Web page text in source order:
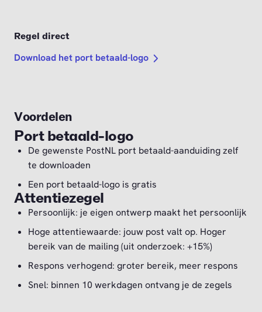
Regel direct
Download het port betaald-logo
Voordelen
Port betaald-logo
De gewenste PostNL port betaald-aanduiding zelf
te downloaden
Een port betaald-logo is gratis
Attentiezegel
Persoonlijk: je eigen ontwerp maakt het persoonlijk
Hoge attentiewaarde: jouw post valt op. Hoger
bereik van de mailing (uit onderzoek: +15%)
Respons verhogend: groter bereik, meer respons
Snel: binnen 10 werkdagen ontvang je de zegels